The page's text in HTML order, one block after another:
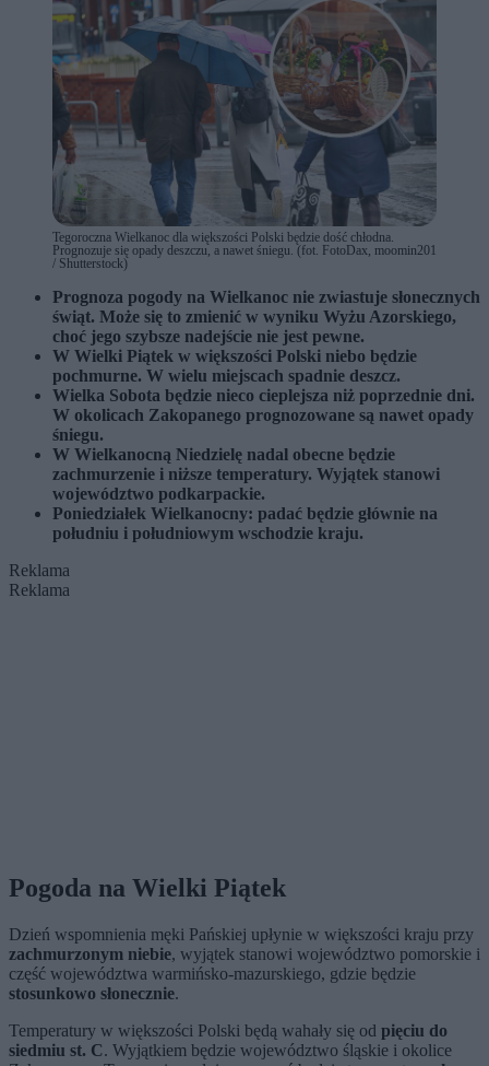
Tegoroczna Wielkanoc dla większości Polski będzie dość chłodna.
Prognozuje się opady deszczu, a nawet śniegu. (fot. FotoDax, moomin201
/ Shutterstock)
Prognoza pogody na Wielkanoc nie zwiastuje słonecznych
świąt. Może się to zmienić w wyniku Wyżu Azorskiego,
choć jego szybsze nadejście nie jest pewne.
W Wielki Piątek w większości Polski niebo będzie
pochmurne. W wielu miejscach spadnie deszcz.
Wielka Sobota będzie nieco cieplejsza niż poprzednie dni.
W okolicach Zakopanego prognozowane są nawet opady
śniegu.
W Wielkanocną Niedzielę nadal obecne będzie
zachmurzenie i niższe temperatury. Wyjątek stanowi
województwo podkarpackie.
Poniedziałek Wielkanocny: padać będzie głównie na
południu i południowym wschodzie kraju.
Reklama
Reklama
Pogoda na Wielki Piątek
Dzień wspomnienia męki Pańskiej upłynie w większości kraju przy
zachmurzonym niebie, wyjątek stanowi województwo pomorskie i
część województwa warmińsko-mazurskiego, gdzie będzie
stosunkowo słonecznie.
Temperatury w większości Polski będą wahały się od pięciu do
siedmiu st. C. Wyjątkiem będzie województwo śląskie i okolice